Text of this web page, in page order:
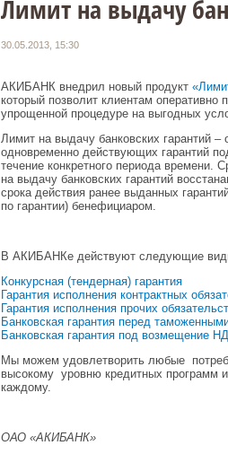
Лимит на выдачу
30.05.2013, 15:30
АКИБАНК внедрил новый продукт
который позволит клиентам оперативно
упрощенной процедуре на выгодных
Лимит на выдачу банковских гарантий
одновременно действующих гарантий
течение конкретного периода времени.
на выдачу банковских гарантий
срока действия ранее выданных
по гарантии) бенефициаром.
В АКИБАНКе действуют следующие
Конкурсная (тендерная) гарантия
Гарантия исполнения контрактных
Гарантия исполнения прочих
Банковская гарантия перед
Банковская гарантия под возмещение
Мы можем удовлетворить любые
высокому уровню кредитных программ
каждому.
ОАО «АКИБАНК»